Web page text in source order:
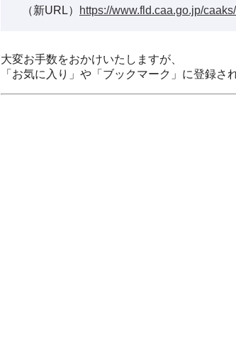
（新URL） https://www.fld.caa.go.jp/
大変お手数をおかけいたしますが、
「お気に入り」や「ブックマーク」に登録さ